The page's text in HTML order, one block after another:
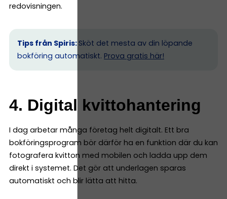
redovisningen.
Tips från Spiris: Sköt det mesta av din löpande
bokföring automatiskt. Prova gratis här!
4. Digital kvittohantering
I dag arbetar många företag helt digitalt. Ett bra
bokföringsprogram bör därför ha en funktion där du kan
fotografera kvitton med mobilen och ladda upp dem
direkt i systemet. Det gör att underlagen sparas
automatiskt och blir lätta att hitta.